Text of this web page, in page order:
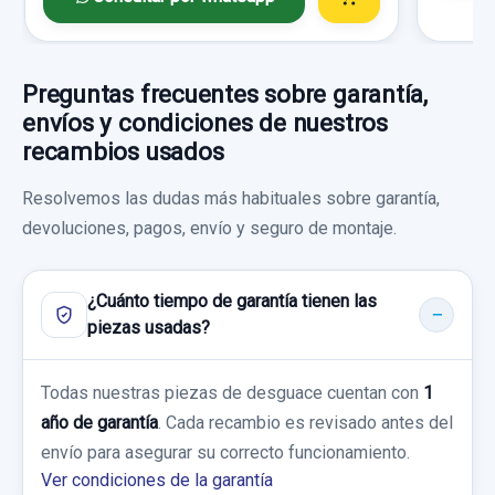
Ref:932117
40,00 €
Sin IVA, gastos de envío no incluidos.
Consultar por whatsapp
SISTEMA AUDIO / RADIO CD 14797327
SISTEMA AUDIO / RADIO CD 14797327...
MAZDA 5 BERL. (CR) 2.0 CRTD ACTIVE+
(105KW)
Ref:931487 OEM:14797327
38,83 €
PARASOL DERECHO
PARASOL DERECHO usado.
MAZDA 5 BERL. (CR) 2.0 CRTD ACTIVE+
(105KW)
Ref:931494
20,00 €
Preguntas frecuentes sobre garantía,
envíos y condiciones de nuestros
recambios usados
Resolvemos las dudas más habituales sobre garantía,
devoluciones, pagos, envío y seguro de montaje.
¿Cuánto tiempo de garantía tienen las
piezas usadas?
Todas nuestras piezas de desguace cuentan con 1
año de garantía . Cada recambio es revisado antes del
envío para asegurar su correcto funcionamiento.
Ver condiciones de la garantía